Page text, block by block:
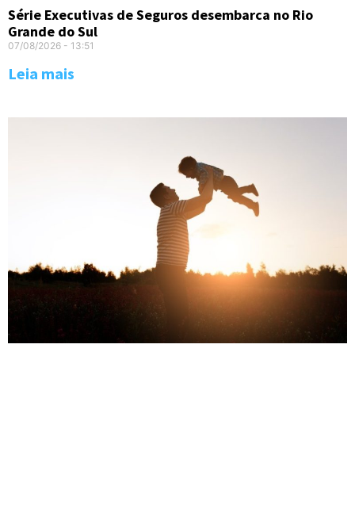
Série Executivas de Seguros desembarca no Rio
Grande do Sul
07/08/2026 13:51
Leia mais